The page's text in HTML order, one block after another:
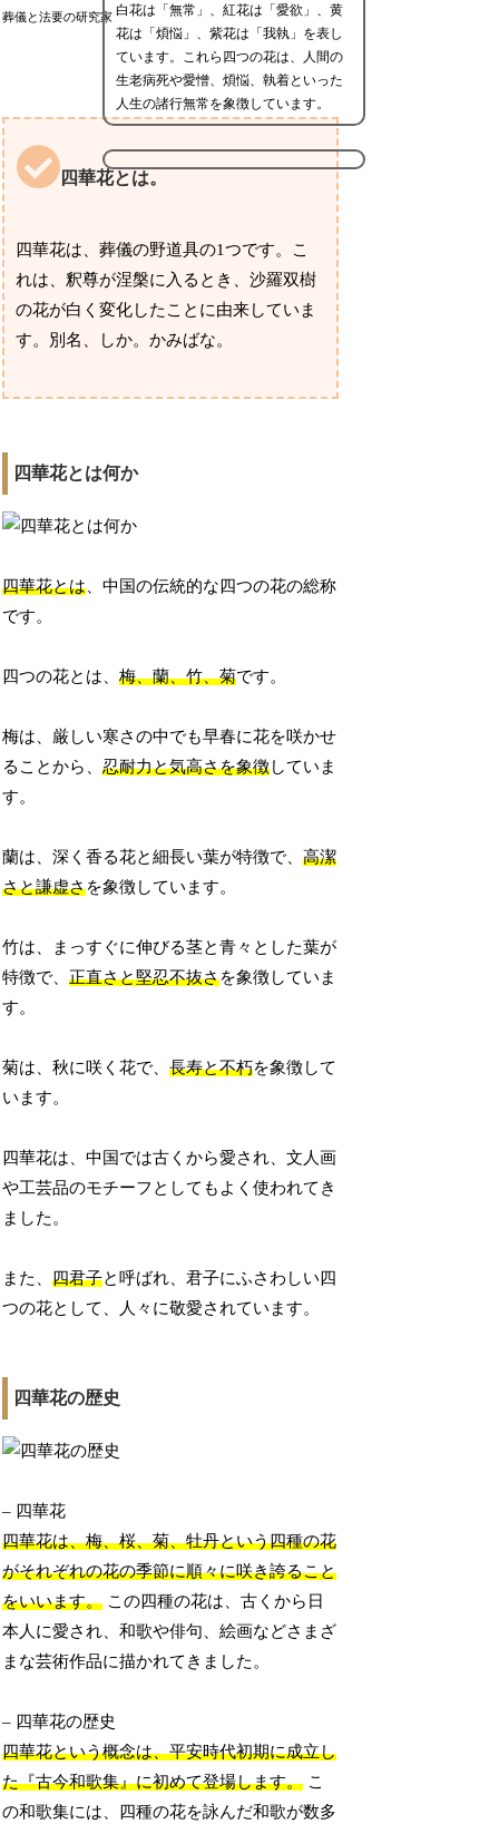
葬儀と法要の研究家 白花は「無常」、紅花は「愛欲」、黄
花は「煩悩」、紫花は「我執」を表し
ています。これら四つの花は、人間の
生老病死や愛憎、煩悩、執着といった
人生の諸行無常を象徴しています。
四華花とは。
四華花は、葬儀の野道具の1つです。こ
れは、釈尊が涅槃に入るとき、沙羅双樹
の花が白く変化したことに由来していま
す。別名、しか。かみばな。
四華花とは何か
四華花とは、中国の伝統的な四つの花の総称
です。
四つの花とは、梅、蘭、竹、菊です。
梅は、厳しい寒さの中でも早春に花を咲かせ
ることから、忍耐力と気高さを象徴していま
す。
蘭は、深く香る花と細長い葉が特徴で、高潔
さと謙虚さを象徴しています。
竹は、まっすぐに伸びる茎と青々とした葉が
特徴で、正直さと堅忍不抜さを象徴していま
す。
菊は、秋に咲く花で、長寿と不朽を象徴して
います。
四華花は、中国では古くから愛され、文人画
や工芸品のモチーフとしてもよく使われてき
ました。
また、四君子と呼ばれ、君子にふさわしい四
つの花として、人々に敬愛されています。
四華花の歴史
– 四華花
四華花は、梅、桜、菊、牡丹という四種の花
がそれぞれの花の季節に順々に咲き誇ること
をいいます。 この四種の花は、古くから日
本人に愛され、和歌や俳句、絵画などさまざ
まな芸術作品に描かれてきました。
– 四華花の歴史
四華花という概念は、平安時代初期に成立し
た『古今和歌集』に初めて登場します。 こ
の和歌集には、四種の花を詠んだ和歌が数多